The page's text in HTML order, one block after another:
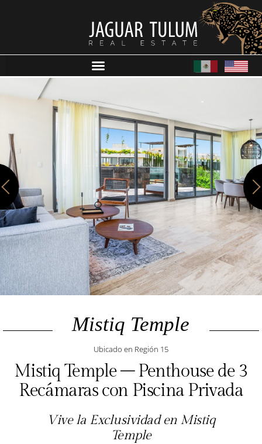
Mistiq Temple
Ubicado en Región 15
Mistiq Temple – Penthouse de 3
Recámaras con Piscina Privada
Vive la Exclusividad en Mistiq
Temple